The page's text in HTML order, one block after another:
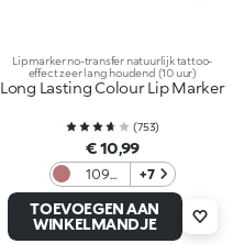
Lipmarker no-transfer natuurlijk tattoo-
effect zeer lang houdend (10 uur)
Long Lasting Colour Lip Marker
(753)
€ 10,99
109
Natural
Rose
+7
TOEVOEGEN AAN
WINKELMANDJE